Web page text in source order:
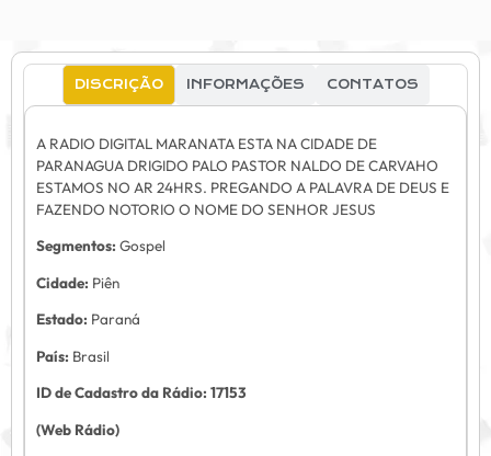
DISCRIÇÃO INFORMAÇÕES CONTATOS
A RADIO DIGITAL MARANATA ESTA NA CIDADE DE
PARANAGUA DRIGIDO PALO PASTOR NALDO DE CARVAHO
ESTAMOS NO AR 24HRS. PREGANDO A PALAVRA DE DEUS E
FAZENDO NOTORIO O NOME DO SENHOR JESUS
Segmentos: Gospel
Cidade: Piên
Estado: Paraná
País: Brasil
ID de Cadastro da Rádio: 17153
(Web Rádio)